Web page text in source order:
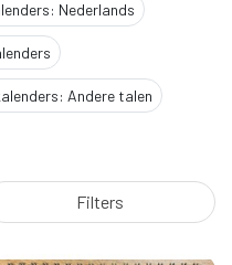
Fotokalenders: Nederlands
Andere talen
Filters